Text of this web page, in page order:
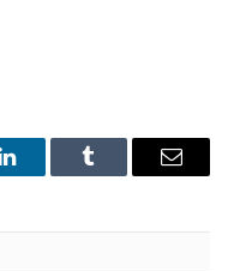
LinkedInTumblr
E-